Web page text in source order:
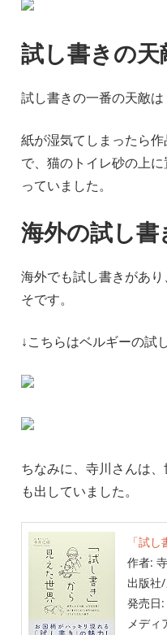
試し書きの天
試し書きの一番の天敵は
紙が湿気てしまったら
で、猫のトイレ砂の上
っていました。
海外の試し書
海外でも試し書きがあ
そです。
↓こちらはベルギーの試
ちなみに、寺川さんは
も出していました。
「試
作者:
出版社
発売日:
メディ